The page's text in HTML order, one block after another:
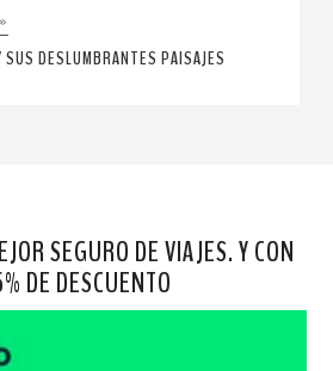
SUS DESLUMBRANTES PAISAJES
SEGURO DE VIAJES. Y CON
DE DESCUENTO